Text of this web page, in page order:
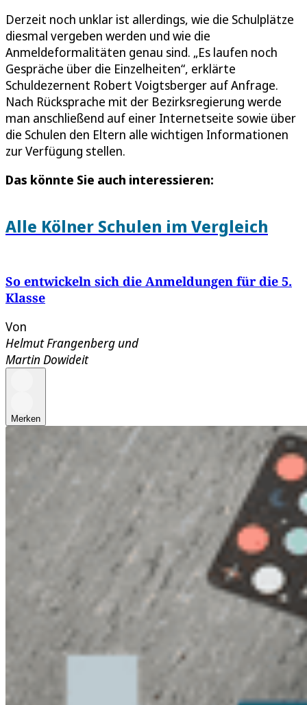
Derzeit noch unklar ist allerdings, wie die Schulplätze
diesmal vergeben werden und wie die
Anmeldeformalitäten genau sind. „Es laufen noch
Gespräche über die Einzelheiten“, erklärte
Schuldezernent Robert Voigtsberger auf Anfrage.
Nach Rücksprache mit der Bezirksregierung werde
man anschließend auf einer Internetseite sowie über
die Schulen den Eltern alle wichtigen Informationen
zur Verfügung stellen.
Das könnte Sie auch interessieren:
Alle Kölner Schulen im Vergleich
So entwickeln sich die Anmeldungen für die 5.
Klasse
Von
Helmut Frangenberg und
Martin Dowideit
Merken